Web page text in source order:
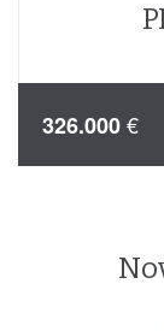
326.000€